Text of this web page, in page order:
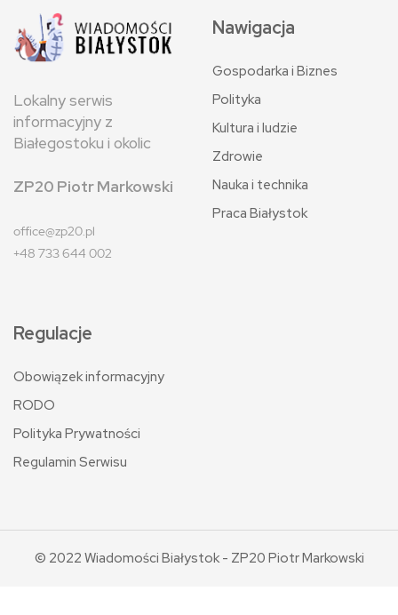
Lokalny serwis
informacyjny z
Białegostoku i okolic
ZP20 Piotr Markowski
office@zp20.pl
+48 733 644 002
Nawigacja
Gospodarka i Biznes
Polityka
Kultura i ludzie
Zdrowie
Nauka i technika
Praca Białystok
Regulacje
Obowiązek informacyjny
RODO
Polityka Prywatności
Regulamin Serwisu
© 2022 Wiadomości Białystok - ZP20 Piotr Markowski